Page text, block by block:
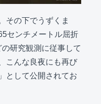
その下でうずくま
センチメートル屈折
研究観測に従事して
こんな良夜にも再び
として公開されてお